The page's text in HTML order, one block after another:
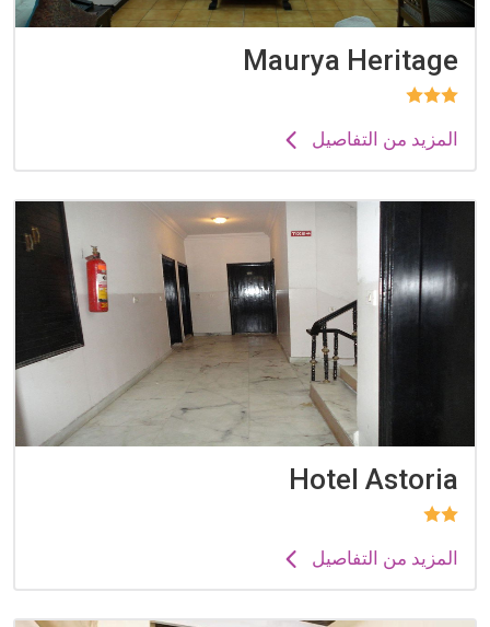
Maurya Heritage
المزيد من التفاصيل
Hotel Astoria
المزيد من التفاصيل